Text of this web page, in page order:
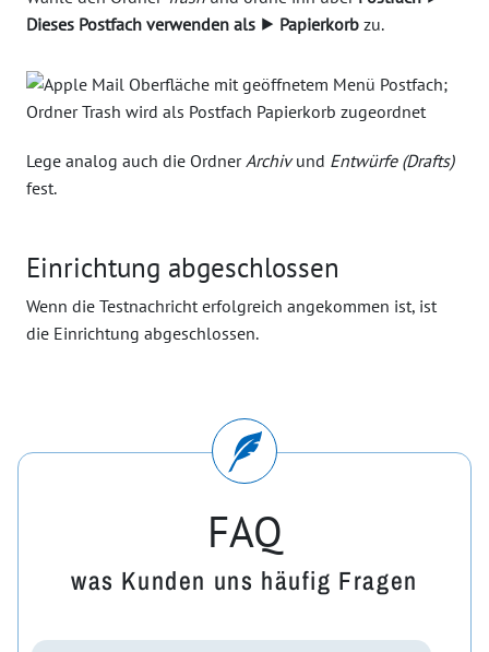
Dieses Postfach verwenden als ⯈ Papierkorb zu.
Lege analog auch die OrdnerArchivund Entwürfe (Drafts)
fest.
Einrichtung abgeschlossen
Wenn die Testnachricht erfolgreich angekommen ist, ist
die Einrichtung abgeschlossen.
FAQ
was Kunden uns häufig Fragen